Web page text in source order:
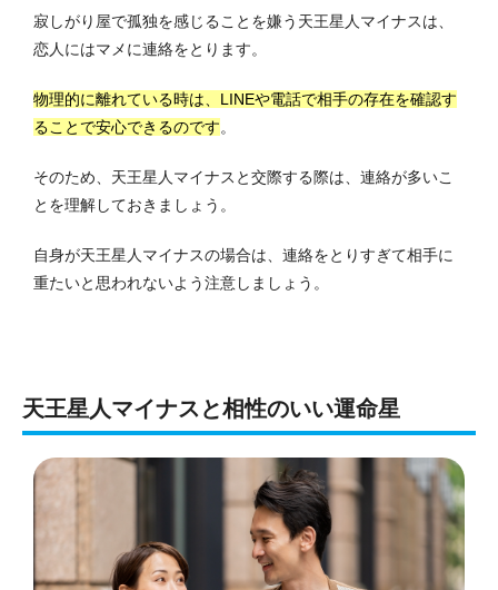
寂しがり屋で孤独を感じることを嫌う天王星人マイナスは、
恋人にはマメに連絡をとります。
物理的に離れている時は、LINEや電話で相手の存在を確認す
ることで安心できるのです。
そのため、天王星人マイナスと交際する際は、連絡が多いこ
とを理解しておきましょう。
自身が天王星人マイナスの場合は、連絡をとりすぎて相手に
重たいと思われないよう注意しましょう。
天王星人マイナスと相性のいい運命星